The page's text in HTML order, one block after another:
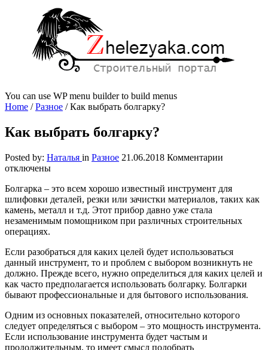
You can use WP menu builder to build menus
Home /Разное /Как выбрать болгарку?
Как выбрать болгарку?
Posted by: Наталья in Разное 21.06.2018 Комментарии
выбрать
болгарку?
отключены
Болгарка – это всем хорошо известный инструмент для
шлифовки деталей, резки или зачистки материалов, таких как
камень, металл и т.д. Этот прибор давно уже стала
незаменимым помощником при различных строительных
операциях.
Если разобраться для каких целей будет использоваться
данный инструмент, то и проблем с выбором возникнуть не
должно. Прежде всего, нужно определиться для каких целей и
как часто предполагается использовать болгарку. Болгарки
бывают профессиональные и для бытового использования.
Одним из основных показателей, относительно которого
следует определяться с выбором – это мощность инструмента.
Если использование инструмента будет частым и
продолжительным, то имеет смысл подобрать